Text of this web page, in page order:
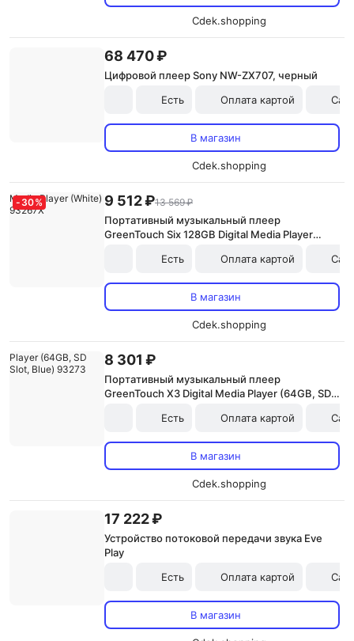
Cdek.shopping
68 470 ₽
Цифровой плеер Sony NW-ZX707, черный
Есть
Оплата картой
В магазин
Cdek.shopping
- 30% 9 512 ₽13 569 ₽
Портативный музыкальный плеер
GreenTouch Six 128GB Digital Media Player
Есть
Оплата картой
В магазин
Cdek.shopping
8 301 ₽
Портативный музыкальный плеер
GreenTouch X3 Digital Media Player (64GB, SD
Есть
Оплата картой
В магазин
Cdek.shopping
17 222 ₽
Устройство потоковой передачи звука Eve
Play
Есть
Оплата картой
В магазин